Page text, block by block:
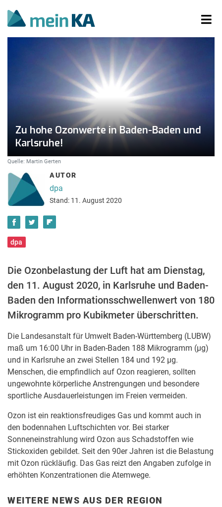
Zu hohe Ozonwerte in Baden-Baden und
Karlsruhe!
Quelle: Martin Gerten
AUTOR
dpa
Stand: 11. August 2020
dpa
Die Ozonbelastung der Luft hat am Dienstag,
den 11. August 2020, in Karlsruhe und Baden-
Baden den Informationsschwellenwert von 180
Mikrogramm pro Kubikmeter überschritten.
Die Landesanstalt für Umwelt Baden-Württemberg (LUBW)
maß um 16:00 Uhr in Baden-Baden 188 Mikrogramm (µg)
und in Karlsruhe an zwei Stellen 184 und 192 µg.
Menschen, die empfindlich auf Ozon reagieren, sollten
ungewohnte körperliche Anstrengungen und besondere
sportliche Ausdauerleistungen im Freien vermeiden.
Ozon ist ein reaktionsfreudiges Gas und kommt auch in
den bodennahen Luftschichten vor. Bei starker
Sonneneinstrahlung wird Ozon aus Schadstoffen wie
Stickoxiden gebildet. Seit den 90er Jahren ist die Belastung
mit Ozon rückläufig. Das Gas reizt den Angaben zufolge in
erhöhten Konzentrationen die Atemwege.
WEITERE NEWS AUS DER REGION